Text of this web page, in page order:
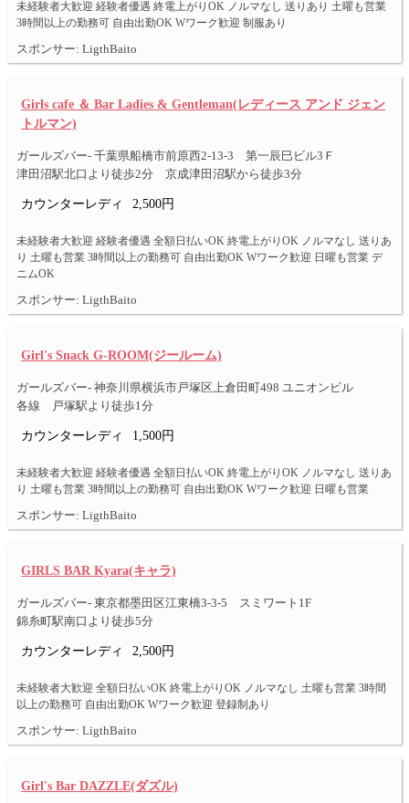
未経験者大歓迎 経験者優遇 終電上がりOK ノルマなし 送りあり 土曜も営業
3時間以上の勤務可 自由出勤OK Wワーク歓迎 制服あり
スポンサー: LigthBaito
Girls cafe ＆ Bar Ladies & Gentleman(レディース アンド ジェン
トルマン)
ガールズバー- 千葉県船橋市前原西2-13-3 第一辰巳ビル3Ｆ
津田沼駅北口より徒歩2分 京成津田沼駅から徒歩3分
カウンターレディ 2,500円
未経験者大歓迎 経験者優遇 全額日払いOK 終電上がりOK ノルマなし 送りあ
り 土曜も営業 3時間以上の勤務可 自由出勤OK Wワーク歓迎 日曜も営業 デ
ニムOK
スポンサー: LigthBaito
Girl's Snack G-ROOM(ジールーム)
ガールズバー- 神奈川県横浜市戸塚区上倉田町498 ユニオンビル
各線 戸塚駅より徒歩1分
カウンターレディ 1,500円
未経験者大歓迎 経験者優遇 全額日払いOK 終電上がりOK ノルマなし 送りあ
り 土曜も営業 3時間以上の勤務可 自由出勤OK Wワーク歓迎 日曜も営業
スポンサー: LigthBaito
GIRLS BAR Kyara(キャラ)
ガールズバー- 東京都墨田区江東橋3-3-5 スミワート1F
錦糸町駅南口より徒歩5分
カウンターレディ 2,500円
未経験者大歓迎 全額日払いOK 終電上がりOK ノルマなし 土曜も営業 3時間
以上の勤務可 自由出勤OK Wワーク歓迎 登録制あり
スポンサー: LigthBaito
Girl's Bar DAZZLE(ダズル)